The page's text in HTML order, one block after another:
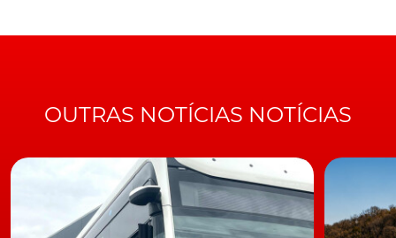
TÓPICOS:
AMG-GT Coupé quatro portas
OUTRAS NOTÍCIAS NOTÍCIAS